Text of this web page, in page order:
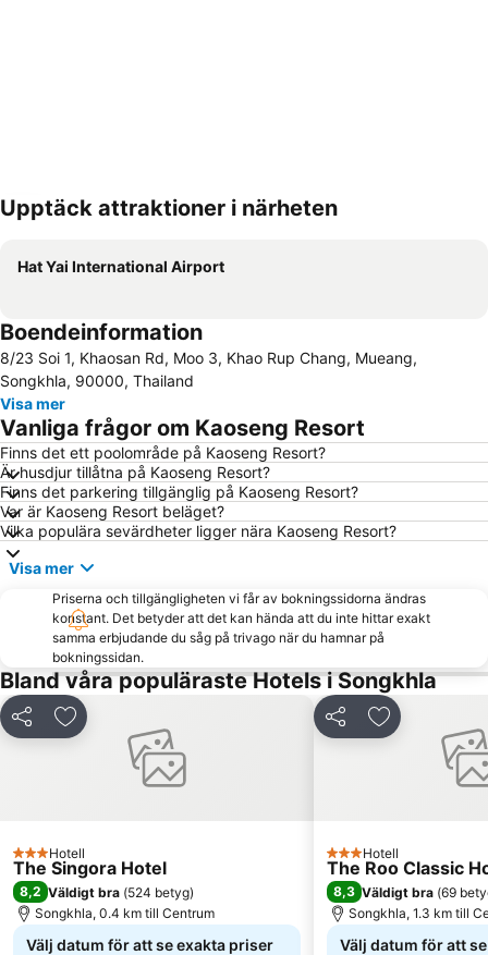
Förstora kartan
Upptäck attraktioner i närheten
Hat Yai International Airport
Boendeinformation
8/23 Soi 1, Khaosan Rd, Moo 3, Khao Rup Chang, Mueang,
Songkhla, 90000, Thailand
Visa mer
Vanliga frågor om Kaoseng Resort
Finns det ett poolområde på Kaoseng Resort?
Är husdjur tillåtna på Kaoseng Resort?
Finns det parkering tillgänglig på Kaoseng Resort?
Var är Kaoseng Resort beläget?
Vilka populära sevärdheter ligger nära Kaoseng Resort?
Visa mer
Priserna och tillgängligheten vi får av bokningssidorna ändras
konstant. Det betyder att det kan hända att du inte hittar exakt
samma erbjudande du såg på trivago när du hamnar på
bokningssidan.
Bland våra populäraste Hotels i Songkhla
Dela Lägg till i Mina Favoriter
3 Stjärnor
Hotell
The Singora Hotel
8,2 Väldigt bra (524 betyg)
Songkhla, 0.4 km till Centrum
Välj datum för att se exakta priser
Dela Lägg till i
3 Stjärnor
Hotell
The Roo Classic
8,3 Väldigt bra (69
Songkhla, 1.3 km till
Välj datum för att